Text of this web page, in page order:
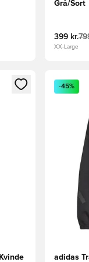
Grå/Sort
399 kr.
XX-Large
tilmelde dig som
Åbner
-45%
adidas